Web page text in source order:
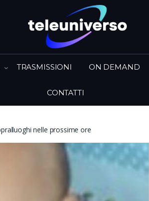
TRASMISSIONI ON DEMAND
CONTATTI
nelle prossime ore